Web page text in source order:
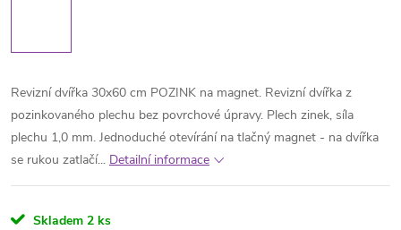
Revizní dvířka 30x60 cm POZINK na magnet. Revizní dvířka z
pozinkovaného plechu bez povrchové úpravy. Plech zinek, síla
plechu 1,0 mm. Jednoduché otevírání na tlačný magnet - na dvířka
se rukou zatlačí... Detailní informace
Skladem 2 ks